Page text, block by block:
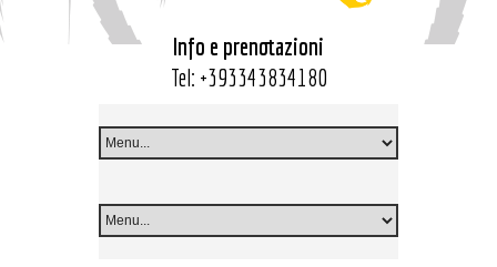
Info e prenotazioni
Tel: +393343834180